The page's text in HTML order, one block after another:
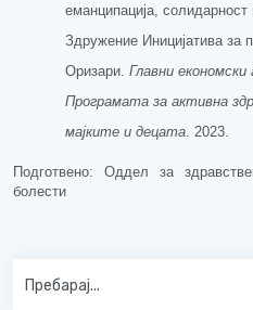
еманципација,
Здружение Иницијатива за
Оризари. Главни
Програмата за активна
мајките и децата . 2023.
Подготвено: Оддел за
болести